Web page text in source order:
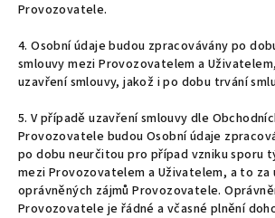
Provozovatele.
4. Osobní údaje budou zpracovávány po
smlouvy mezi Provozovatelem a
uzavření smlouvy, jakož i po dobu trvání
5. V případě uzavření smlouvy dle
Provozovatele budou Osobní údaje
po dobu neurčitou pro případ vzniku sporu
mezi Provozovatelem a Uživatelem, a to za
oprávněných zájmů Provozovatele.
Provozovatele je řádné a včasné plnění